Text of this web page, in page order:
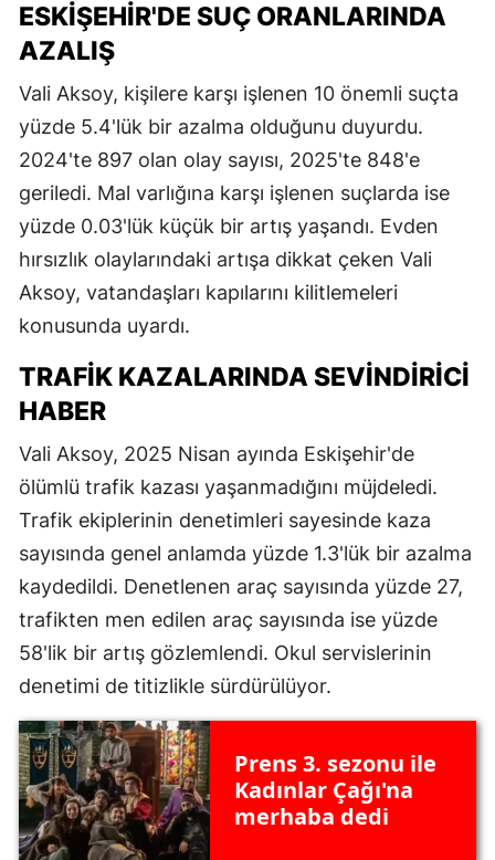
ESKIŞEHIR'DE SUÇ ORANLARINDA
AZALIŞ
Vali Aksoy, kişilere karşı işlenen 10 önemli suçta
yüzde 5.4'lük bir azalma olduğunu duyurdu.
2024'te 897 olan olay sayısı, 2025'te 848'e
geriledi. Mal varlığına karşı işlenen suçlarda ise
yüzde 0.03'lük küçük bir artış yaşandı. Evden
hırsızlık olaylarındaki artışa dikkat çeken Vali
Aksoy, vatandaşları kapılarını kilitlemeleri
konusunda uyardı.
TRAFIK KAZALARINDA SEVINDIRICI
HABER
Vali Aksoy, 2025 Nisan ayında Eskişehir'de
ölümlü trafik kazası yaşanmadığını müjdeledi.
Trafik ekiplerinin denetimleri sayesinde kaza
sayısında genel anlamda yüzde 1.3'lük bir azalma
kaydedildi. Denetlenen araç sayısında yüzde 27,
trafikten men edilen araç sayısında ise yüzde
58'lik bir artış gözlemlendi. Okul servislerinin
denetimi de titizlikle sürdürülüyor.
Prens 3. sezonu ile
Kadınlar Çağı'na
merhaba dedi